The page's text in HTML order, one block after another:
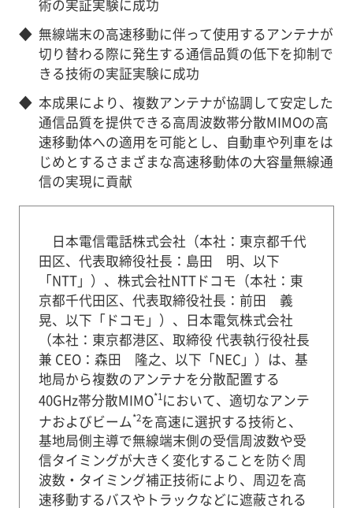
術の実証実験に成功
◆ 無線端末の高速移動に伴って使用するアンテナが
切り替わる際に発生する通信品質の低下を抑制で
きる技術の実証実験に成功
◆ 本成果により、複数アンテナが協調して安定した
通信品質を提供できる高周波数帯分散MIMOの高
速移動体への適用を可能とし、自動車や列車をは
じめとするさまざまな高速移動体の大容量無線通
信の実現に貢献
日本電信電話株式会社（本社：東京都千代
田区、代表取締役社長：島田 明、以下
「NTT」）、株式会社NTTドコモ（本社：東
京都千代田区、代表取締役社長：前田 義
晃、以下「ドコモ」）、日本電気株式会社
（本社：東京都港区、取締役 代表執行役社長
兼 CEO：森田 隆之、以下「NEC」）は、基
地局から複数のアンテナを分散配置する
40GHz帯分散MIMO*1において、適切なアンテ
ナおよびビーム*2を高速に選択する技術と、
基地局側主導で無線端末側の受信周波数や受
信タイミングが大きく変化することを防ぐ周
波数・タイミング補正技術により、周辺を高
速移動するバスやトラックなどに遮蔽される